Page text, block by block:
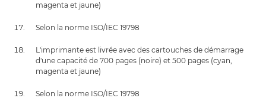
magenta et jaune)
Selon la norme ISO/IEC 19798
L'imprimante est livrée avec des cartouches de démarrage
d'une capacité de 700 pages (noire) et 500 pages (cyan,
magenta et jaune)
Selon la norme ISO/IEC 19798